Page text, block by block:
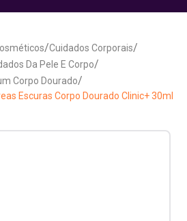
/Cuidados Corporais/
Da Pele E Corpo/
Corpo Dourado/
Escuras Corpo Dourado Clinic+ 30ml